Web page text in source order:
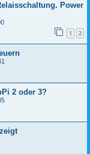
Power
1 2
2 oder 3?